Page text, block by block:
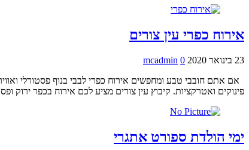
אירוח כפרי עין צורים
23 בינואר 2020 mcadmin 0
אם אתם חובבי טבע ומחפשים אירוח כפרי לבבי בנוף פסטורלי
פינוקים ואטרקציות. קיבוץ עין צורים מציע לכם אירוח בכפר ירוק
ימי הולדת ספורט אתגרי